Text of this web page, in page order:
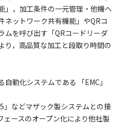
」，加工条件の一元管理・他機へ
ネットワーク共有機能」やQRコ
ムを呼び出す「QRコードリーダ
り，高品質な加工と段取り時間の
動化システムである 「EMC」
」などマザック製システムとの接
ースのオープン化により他社製